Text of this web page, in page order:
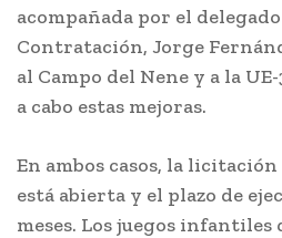
acompañada por el
Contratación, Jorge
al Campo del Nene y a la
a cabo estas mejoras.
En ambos casos, la
está abierta y el plazo de
meses. Los juegos infantiles